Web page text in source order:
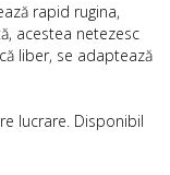
rapid rugina,
acestea netezesc
liber, se adaptează
lucrare. Disponibil